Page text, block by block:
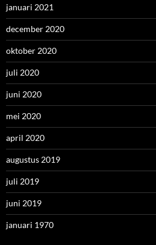
januari 2021
december 2020
oktober 2020
juli 2020
juni 2020
mei 2020
april 2020
augustus 2019
juli 2019
juni 2019
januari 1970